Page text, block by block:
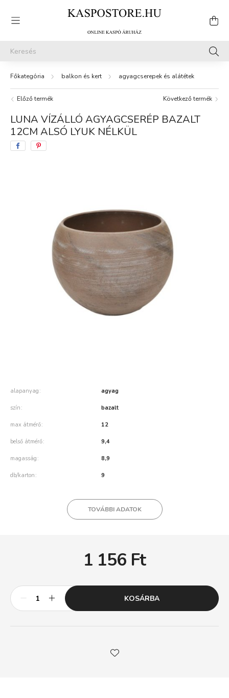
balkon és kert agyagcserepek és alátétek
Előző termék Következő termék
LUNA VÍZÁLLÓ AGYAGCSERÉP BAZALT
12CM ALSÓ LYUK NÉLKÜL
alapanyag agyag
szín bazalt
max átmérő 12
belső átmérő 9,4
magasság 8,9
db/karton 9
TOVÁBBI ADATOK
1 156 Ft
KOSÁRBA